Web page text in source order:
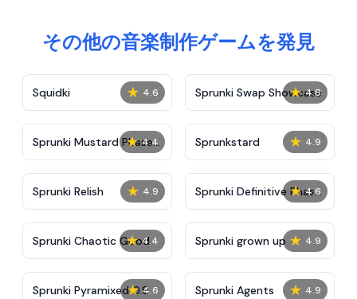
その他の音楽制作ゲームを発見
★ 4.6
Squidki ★ 4.8
Sprunki Swap Showcase
★ 4.4
Sprunki Mustard Phase
2
★ 4.9
Sprunkstard
★ 4.9
Sprunki Relish ★ 4.6
Sprunki Definitive Phase
7
★ 4.4
Sprunki Chaotic Good ★ 4.9
Sprunki grown up
★ 4.6
Sprunki Pyramixed 0.9 ★ 4.9
Sprunki Agents